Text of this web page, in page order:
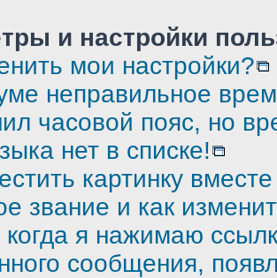
и настройки
мои настройки?
неправильное
часовой пояс, но
нет в списке!
картинку
звание и как
я нажимаю
сообщения,